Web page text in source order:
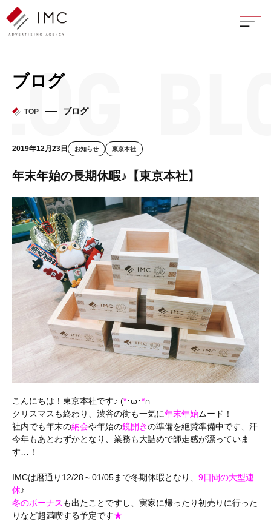
座談
イン
フェ
ブログ
TOP ブログ
2019年12月23日 お知らせ 東京本社
年末年始の長期休暇♪【東京本社】
こんにちは！東京本社です♪ (*･ω･*∩
クリスマスも終わり、渋谷の街も一気に年末年始ムード！
社内でも年末の納会や年始の鏡開きの準備を絶賛準備中です、汗
今年もあとわずかとなり、業務も大詰めで師走感が漂っていま
す…！
IMCは暦通り12/28～01/05まで冬期休暇となり、 9日間の大型連
休♪
冬のボーナス も出たことですし、実家に帰ったり初売りに行った
りなど超満喫する予定です★